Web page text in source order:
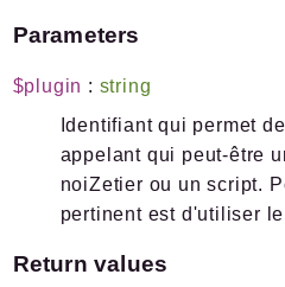
Indices
Files
Documentation générée le
Parameters
$plugin : string
Identifiant qui permet
appelant qui peut-être
noiZetier ou un script.
pertinent est d'utiliser
Return values